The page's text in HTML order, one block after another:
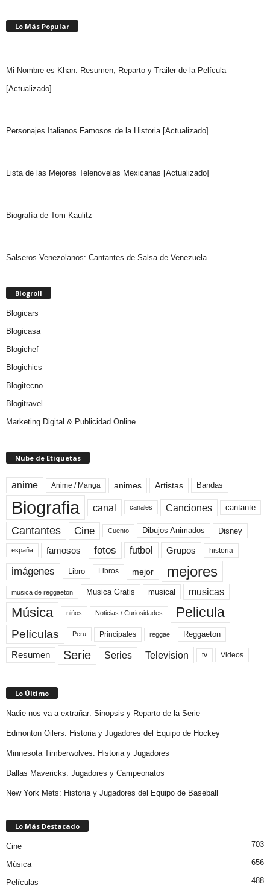
Lo Más Popular
Mi Nombre es Khan: Resumen, Reparto y Trailer de la Película
[Actualizado]
Personajes Italianos Famosos de la Historia [Actualizado]
Lista de las Mejores Telenovelas Mexicanas [Actualizado]
Biografía de Tom Kaulitz
Salseros Venezolanos: Cantantes de Salsa de Venezuela
Blogroll
Blogicars
Blogicasa
Blogichef
Blogichics
Blogitecno
Blogitravel
Marketing Digital & Publicidad Online
Nube de Etiquetas
anime Anime / Manga animes Artistas Bandas
Biografia canal canales Canciones cantante
Cantantes Cine Cuento Dibujos Animados Disney
españa famosos fotos futbol Grupos historia
imágenes Libro Libros mejor mejores
musica de reggaeton Musica Gratis musical musicas
Música niños Noticias / Curiosidades Pelicula
Películas Peru Principales reggae Reggaeton
Resumen Serie Series Television tv Videos
Lo Último
Nadie nos va a extrañar: Sinopsis y Reparto de la Serie
Edmonton Oilers: Historia y Jugadores del Equipo de Hockey
Minnesota Timberwolves: Historia y Jugadores
Dallas Mavericks: Jugadores y Campeonatos
New York Mets: Historia y Jugadores del Equipo de Baseball
Lo Más Destacado
Cine 703
Música 656
Películas 488